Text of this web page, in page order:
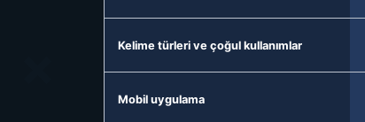
Kelime türleri ve çoğul kullanımlar
Mobil uygulama